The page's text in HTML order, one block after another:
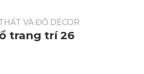
VÀ ĐỒ DÉCOR
trang trí 26